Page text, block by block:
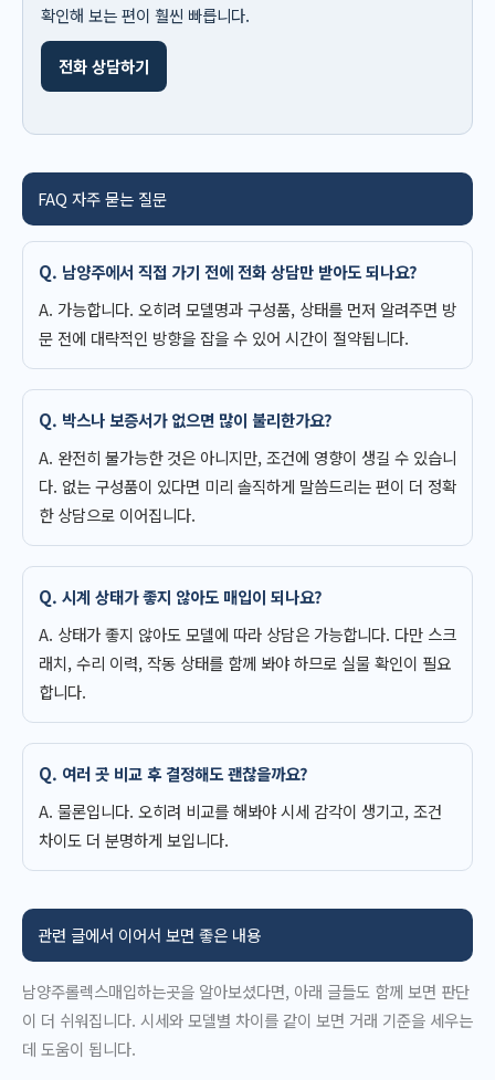
확인해 보는 편이 훨씬 빠릅니다.
전화 상담하기
FAQ 자주 묻는 질문
Q. 남양주에서 직접 가기 전에 전화 상담만 받아도 되나요?
A. 가능합니다. 오히려 모델명과 구성품, 상태를 먼저 알려주면 방
문 전에 대략적인 방향을 잡을 수 있어 시간이 절약됩니다.
Q. 박스나 보증서가 없으면 많이 불리한가요?
A. 완전히 불가능한 것은 아니지만, 조건에 영향이 생길 수 있습니
다. 없는 구성품이 있다면 미리 솔직하게 말씀드리는 편이 더 정확
한 상담으로 이어집니다.
Q. 시계 상태가 좋지 않아도 매입이 되나요?
A. 상태가 좋지 않아도 모델에 따라 상담은 가능합니다. 다만 스크
래치, 수리 이력, 작동 상태를 함께 봐야 하므로 실물 확인이 필요
합니다.
Q. 여러 곳 비교 후 결정해도 괜찮을까요?
A. 물론입니다. 오히려 비교를 해봐야 시세 감각이 생기고, 조건
차이도 더 분명하게 보입니다.
관련 글에서 이어서 보면 좋은 내용
남양주롤렉스매입하는곳을 알아보셨다면, 아래 글들도 함께 보면 판단
이 더 쉬워집니다. 시세와 모델별 차이를 같이 보면 거래 기준을 세우는
데 도움이 됩니다.